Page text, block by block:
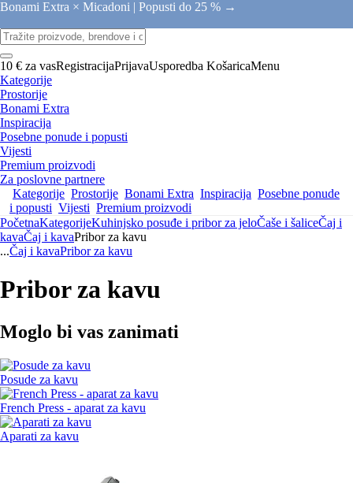
Bonami Extra × Micadoni | Popusti do 25 % →
10 € za vasRegistracijaPrijavaUsporedba KošaricaMenu
Kategorije
Prostorije
Bonami Extra
Inspiracija
Posebne ponude i popusti
Vijesti
Premium proizvodi
Za poslovne partnere
Kategorije Prostorije Bonami Extra Inspiracija Posebne ponude
i popusti Vijesti Premium proizvodi
PočetnaKategorijeKuhinjsko posuđe i pribor za jeloČaše i šaliceČaj i
kavaČaj i kavaPribor za kavu
...Čaj i kavaPribor za kavu
Pribor za kavu
Moglo bi vas zanimati
Posude za kavu
French Press - aparat za kavu
Aparati za kavu